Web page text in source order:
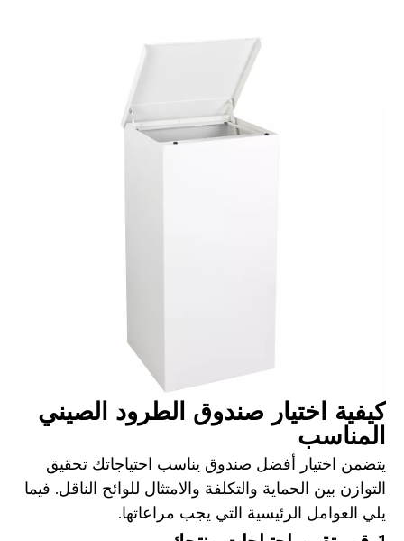
كيفية اختيار صندوق الطرود الصيني
المناسب
يتضمن اختيار أفضل صندوق يناسب احتياجاتك تحقيق
التوازن بين الحماية والتكلفة والامتثال للوائح الناقل. فيما
يلي العوامل الرئيسية التي يجب مراعاتها.